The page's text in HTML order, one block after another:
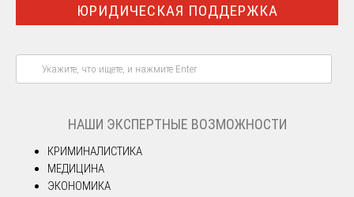
ЮРИДИЧЕСКАЯ ПОДДЕРЖКА
НАШИ ЭКСПЕРТНЫЕ ВОЗМОЖНОСТИ
КРИМИНАЛИСТИКА
МЕДИЦИНА
ЭКОНОМИКА